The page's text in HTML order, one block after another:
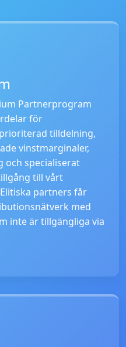
Partnerprogram
för
tilldelning,
vinstmarginaler,
och specialiserat
till vårt
partners får
med
inte är tillgängliga via